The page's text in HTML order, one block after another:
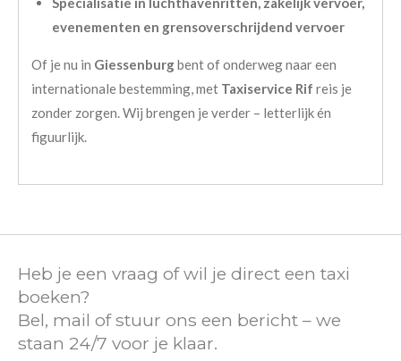
evenementen en grensoverschrijdend vervoer
Of je nu in Giessenburgbent of onderweg naar een
internationale bestemming, met Taxiservice Rif reis je
zonder zorgen. Wij brengen je verder – letterlijk én
figuurlijk.
Heb je een vraag of wil je direct een taxi
boeken?
Bel, mail of stuur ons een bericht – we
staan 24/7 voor je klaar.